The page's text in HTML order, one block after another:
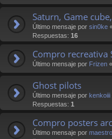
Saturn, Game
Último mensaje por sin0ke
Respuestas: 16
Compro recreativa
Último mensaje por Frizen «
Ghost pilots
Último mensaje por kenkoiii
Respuestas: 1
Compro posters
Último mensaje por